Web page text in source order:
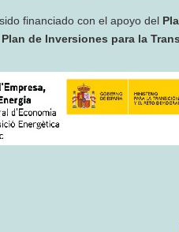
financiado con el apoyo del
Plan de Inversiones para la